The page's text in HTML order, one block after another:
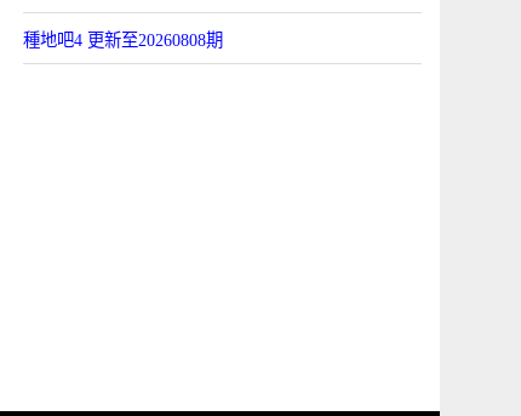
種地吧4 更新至20260808期